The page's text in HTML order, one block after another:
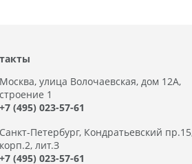
Москва, улица Волочаевская, дом 12А,
строение 1
+7 (495) 023-57-61
Санкт-Петербург, Кондратьевский
корп.2, лит.З
+7 (495) 023-57-61